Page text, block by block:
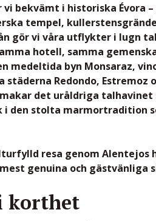
bekvämt i historiska Évora
tempel,
gör vi våra utflykter i lugn
hotell, samma
medeltida byn Monsaraz,
Redondo, Estremoz
det uråldriga talhavinet
i den stolta marmortradition
resa genom Alentejos
genuina och gästvänliga
korthet